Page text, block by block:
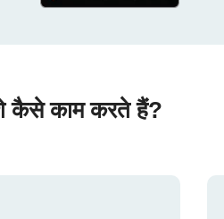
कैसे काम करते हैं?